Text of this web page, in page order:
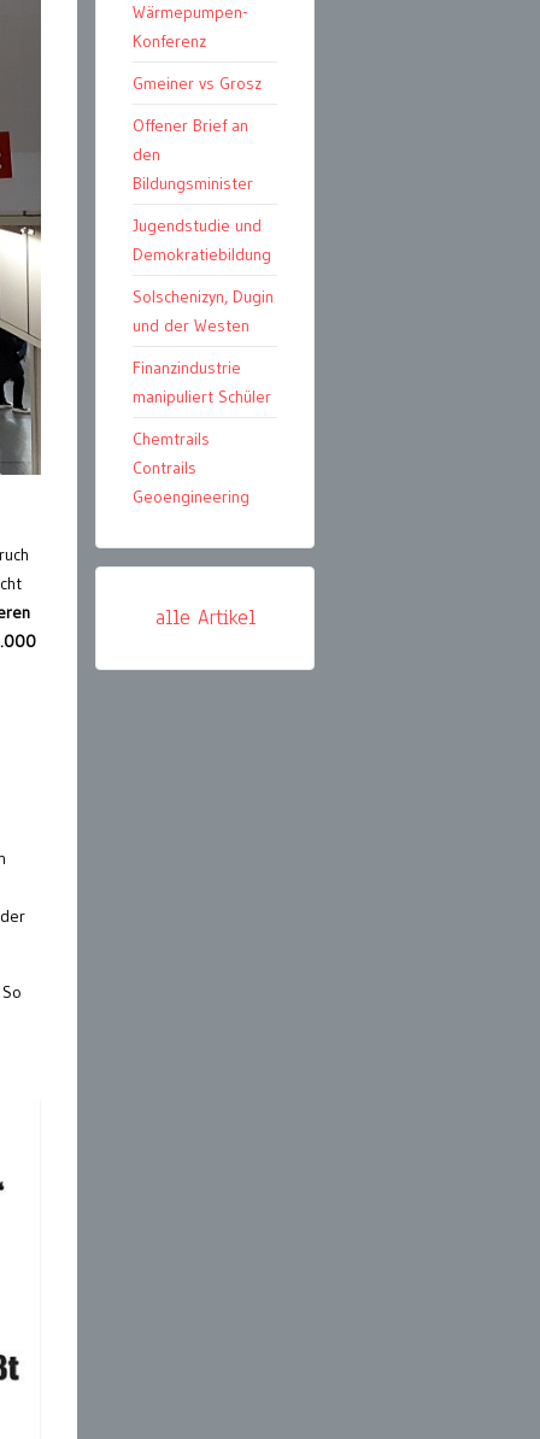
Wärmepumpen-
Konferenz
Gmeiner vs Grosz
Offener Brief an
den
Bildungsminister
Jugendstudie und
Demokratiebildung
Solschenizyn, Dugin
und der Westen
Finanzindustrie
manipuliert Schüler
Chemtrails
Contrails
Geoengineering
alle Artikel